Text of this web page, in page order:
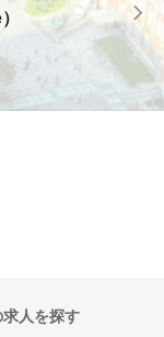
人を探す